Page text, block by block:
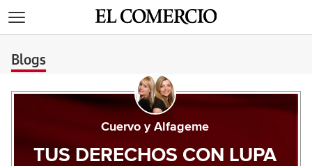
Blogs
Cuervo y Alfageme
TUS DERECHOS CON LUPA